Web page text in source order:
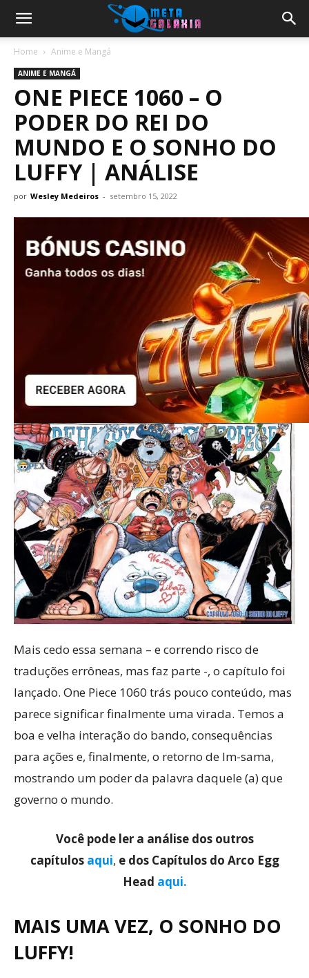
Home Anime e Mangá
ANIME E MANGÁ
ONE PIECE 1060 – O
PODER DO REI DO
MUNDO E O SONHO DO
LUFFY | ANÁLISE
por Wesley Medeiros - setembro 15, 2022
Mais cedo essa semana – e correndo risco de
traduções errôneas, mas faz parte -, o capítulo foi
lançado. One Piece 1060 trás pouco conteúdo, mas
parece significar finalmente uma virada. Temos a
boa e velha interação do bando, consequências
para ações e, finalmente, o retorno de Im-sama,
mostrando um poder da palavra daquele (a) que
governo o mundo.
Você pode ler a análise dos outros
capítulos aqui, e dos Capítulos do Arco Egg
Head aqui.
MAIS UMA VEZ, O SONHO DO
LUFFY!